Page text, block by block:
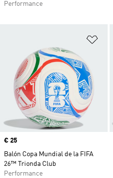
Performance
Precio
€ 25
Balón Copa Mundial de la FIFA
26™ Trionda Club
Performance